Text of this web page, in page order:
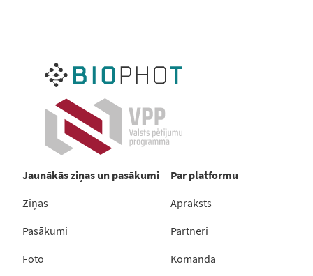
Jaunākās ziņas un pasākumi
Ziņas
Pasākumi
Foto
Par platformu
Apraksts
Partneri
Komanda